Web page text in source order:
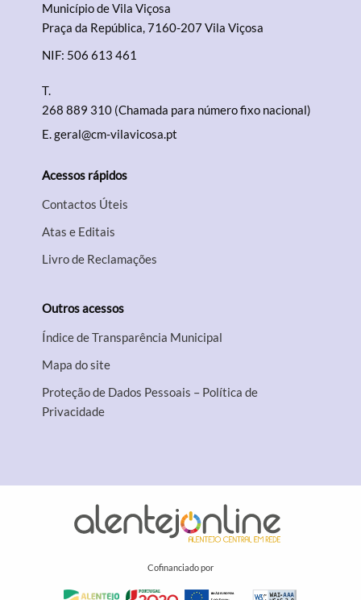
Município de Vila Viçosa
Praça da República, 7160-207 Vila Viçosa
NIF: 506 613 461
T.
268 889 310 (Chamada para número fixo nacional)
E.geral@cm-vilavicosa.pt
Acessos rápidos
Contactos Úteis
Atas e Editais
Livro de Reclamações
Outros acessos
Índice de Transparência Municipal
Mapa do site
Proteção de Dados Pessoais – Política de
Privacidade
Cofinanciado por